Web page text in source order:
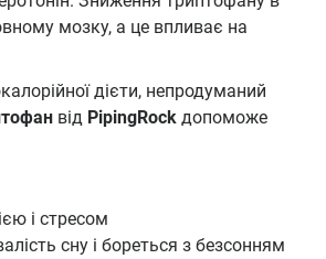
мозку, а це впливає на
дієти, непродуманий
від PipingRock допоможе
і стресом
сну і бореться з безсонням